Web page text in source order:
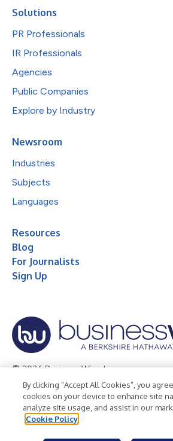
Solutions
PR Professionals
IR Professionals
Agencies
Public Companies
Explore by Industry
Newsroom
Industries
Subjects
Languages
Resources
Blog
For Journalists
Sign Up
© 2026 Business Wire, Inc.
Privacy Policy Cookie Policy
Terms of Use
Legal
By clicking “Accept All Cookies”, you
cookies on your device to enhance site
analyze site usage, and assist in our
Cookie Policy